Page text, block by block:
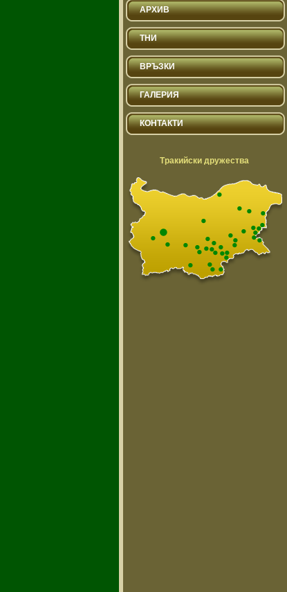
АРХИВ
ТНИ
ВРЪЗКИ
ГАЛЕРИЯ
КОНТАКТИ
Тракийски дружества